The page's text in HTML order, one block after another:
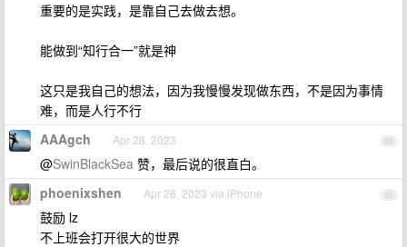
重要的是实践，是靠自己去做去想。
能做到“知行合一”就是神
这只是我自己的想法，因为我慢慢发现做东西，不是因为事情
难，而是人行不行
65
AAAgch Apr 28, 2023
@SwinBlackSea 赞，最后说的很直白。
66
phoenixshen Apr 28, 2023 via iPhone
鼓励 lz
不上班会打开很大的世界